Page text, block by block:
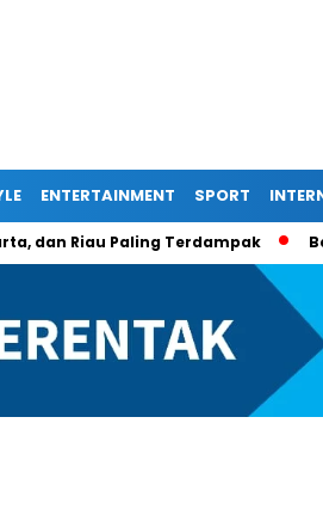
ENTERTAINMENT SPORT
Riau Paling Terdampak